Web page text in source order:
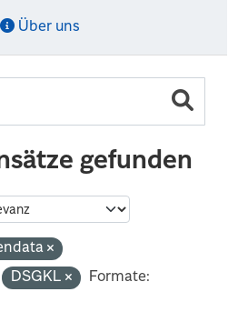
Über uns
gefunden
DSGKL
Formate: